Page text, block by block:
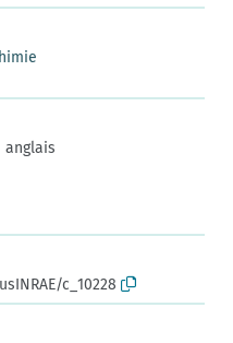
anglais
c_10228